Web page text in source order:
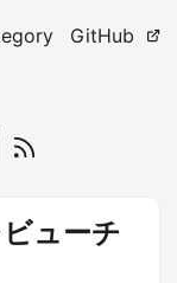
GitHub
ューチ